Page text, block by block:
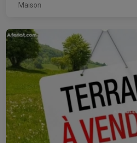
Maison